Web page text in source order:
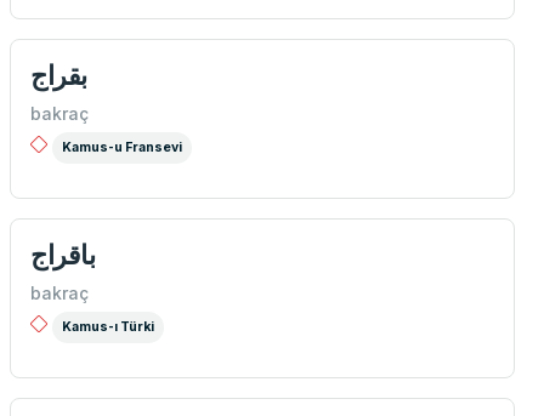
بقراج
bakraç
Kamus-u Fransevi
باقراج
bakraç
Kamus-ı Türki